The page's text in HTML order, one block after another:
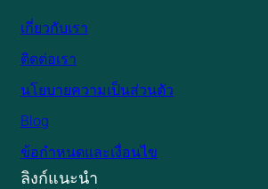
เกี่ยวกับเรา
ติดต่อเรา
นโยบายความเป็นส่วนตัว
Blog
ข้อกำหนดและเงื่อนไข
ลิงก์แนะนำ